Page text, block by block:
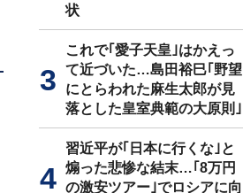
状
これで｢愛子天皇｣はかえっ
て近づいた…島田裕巳｢野望
にとらわれた麻生太郎が見
落とした皇室典範の大原則｣
習近平が｢日本に行くな｣と
煽った悲惨な結末…｢8万円
の激安ツアー｣でロシアに向